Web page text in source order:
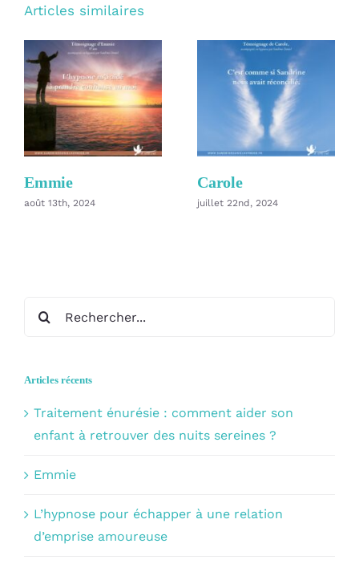
Articles similaires
Emmie
août 13th, 2024
Carole
juillet 22nd, 2024
Articles récents
Traitement énurésie : comment aider son
enfant à retrouver des nuits sereines ?
Emmie
L’hypnose pour échapper à une relation
d’emprise amoureuse